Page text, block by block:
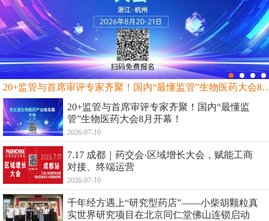
20+监管与首席审评专家齐聚！国内“最
20+监管与首席审评专家齐聚！国内“最懂监
管”生物医药大会8月开幕！
2026-07-10
7.17 成都｜药交会·区域增长大会，赋能工商
对接、终端运营
2026-07-10
千年经方遇上“研究型药店”——小柴胡颗粒真
实世界研究项目在北京同仁堂佛山连锁启动